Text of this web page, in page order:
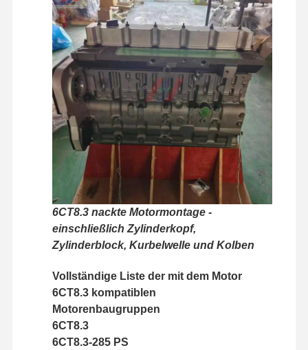
Zu Hause Produkte VR-Show Über Uns
Werksbesicht
Igung
Qualitätskont
Rolle
Kontakt Mit
Uns
Neuigkeiten
Fälle
Perkins Engine
Yanmar-Motor
Kubota-Motor
Isuzu-Motor
6CT8.3 nackte Motormontage -
einschließlich Zylinderkopf,
Zylinderblock, Kurbelwelle und Kolben
Vollständige Liste der mit dem Motor
6CT8.3 kompatiblen
Motorenbaugruppen
6CT8.3
6CT8.3-285 PS